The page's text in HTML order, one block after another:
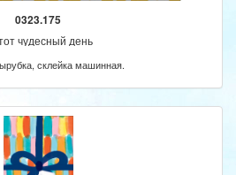
0323.175
чудесный день
склейка машинная.